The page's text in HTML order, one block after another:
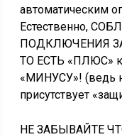
автоматическим
Естественно,
ПОДКЛЮЧЕНИЯ
ТО ЕСТЬ «ПЛЮС»
«МИНУСУ»! (ведь
присутствует
НЕ ЗАБЫВАЙТЕ